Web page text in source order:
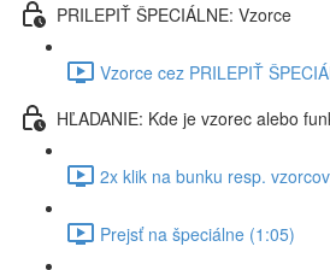
PRILEPIŤ ŠPECIÁLNE: Vzorce
Vzorce cez PRILEPIŤ
HĽADANIE: Kde je vzorec alebo
2x klik na bunku resp.
Prejsť na špeciálne (1:05)